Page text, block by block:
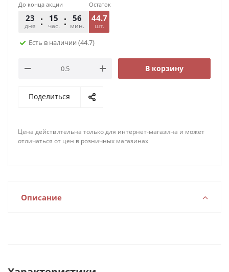
До конца акции
23
дня
15
час.
56
мин.
36
сек.
Остаток
44.7
шт.
Есть в наличии (44.7)
В корзину
Поделиться
Цена действительна только для интернет-магазина и может
отличаться от цен в розничных магазинах
Описание